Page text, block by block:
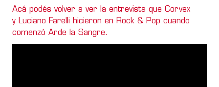
Acá podés volver a ver la entrevista que Corvex
y Luciano Farelli hicieron en Rock & Pop cuando
comenzó Arde la Sangre.